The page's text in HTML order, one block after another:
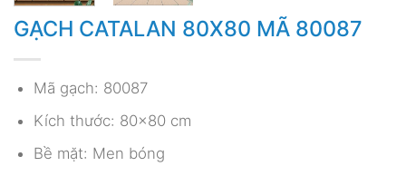
GẠCH CATALAN 80X80 MÃ 80087
Mã gạch: 80087
Kích thước: 80×80 cm
Bề mặt: Men bóng